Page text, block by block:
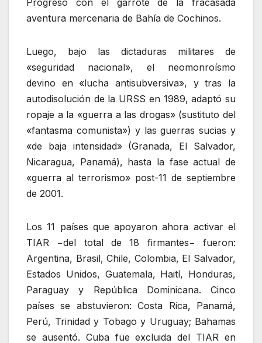
aventura mercenaria de Bahía de Cochinos.
Luego, bajo las dictaduras militares de
«seguridad nacional», el neomonroísmo
devino en «lucha antisubversiva», y tras la
autodisolución de la URSS en 1989, adaptó su
ropaje a la «guerra a las drogas» (sustituto del
«fantasma comunista») y las guerras sucias y
«de baja intensidad» (Granada, El Salvador,
Nicaragua, Panamá), hasta la fase actual de
«guerra al terrorismo» post-11 de septiembre
de 2001.
Los 11 países que apoyaron ahora activar el
TIAR −del total de 18 firmantes− fueron:
Argentina, Brasil, Chile, Colombia, El Salvador,
Estados Unidos, Guatemala, Haití, Honduras,
Paraguay y República Dominicana. Cinco
países se abstuvieron: Costa Rica, Panamá,
Perú, Trinidad y Tobago y Uruguay; Bahamas
se ausentó. Cuba fue excluida del TIAR en